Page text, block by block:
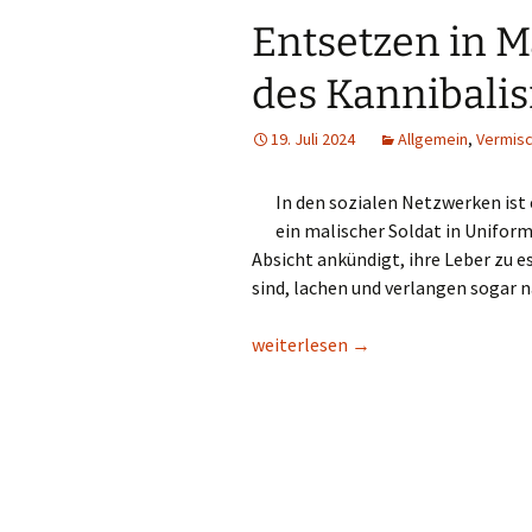
Entsetzen in
des
19. Juli 2024 Allgemein,
In den sozialen Netzwerken
ein malischer Soldat in
Absicht ankündigt, ihre Leber zu
sind, lachen und verlangen sogar
Entsetzen in Mali: Soldaten
weiterlesen →